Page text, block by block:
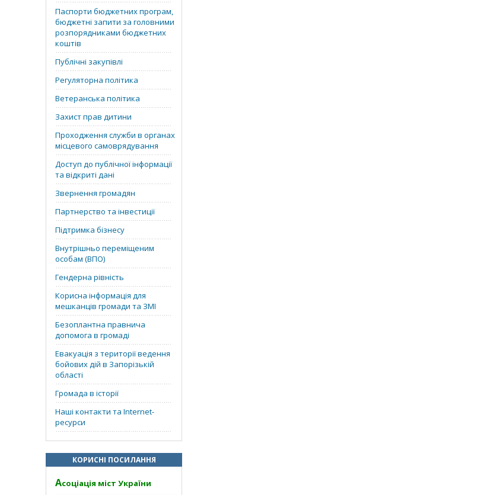
Паспорти бюджетних програм,
бюджетні запити за головними
розпорядниками бюджетних
коштів
Публічні закупівлі
Регуляторна політика
Ветеранська політика
Захист прав дитини
Проходження служби в органах
місцевого самоврядування
Доступ до публічної інформації
та відкриті дані
Звернення громадян
Партнерство та інвестиції
Підтримка бізнесу
Внутрішньо переміщеним
особам (ВПО)
Гендерна рівність
Корисна інформація для
мешканців громади та ЗМІ
Безоплантна правнича
допомога в громаді
Евакуація з території ведення
бойових дій в Запорізькій
області
Громада в історії
Наші контакти та Internet-
ресурси
КОРИСНІ ПОСИЛАННЯ
Асоціація міст України